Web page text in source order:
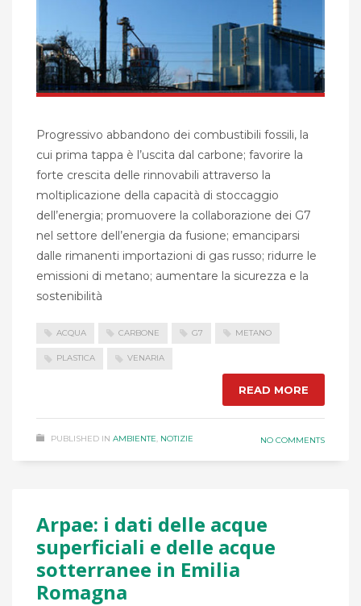
Progressivo abbandono dei combustibili fossili, la
cui prima tappa è l’uscita dal carbone; favorire la
forte crescita delle rinnovabili attraverso la
moltiplicazione della capacità di stoccaggio
dell’energia; promuovere la collaborazione dei G7
nel settore dell’energia da fusione; emanciparsi
dalle rimanenti importazioni di gas russo; ridurre le
emissioni di metano; aumentare la sicurezza e la
sostenibilità
ACQUA CARBONE G7 METANO
PLASTICA VENARIA
READ MORE
PUBLISHED IN AMBIENTE NOTIZIE NO COMMENTS
Arpae: i dati delle acque
superficiali e delle acque
sotterranee in Emilia
Romagna